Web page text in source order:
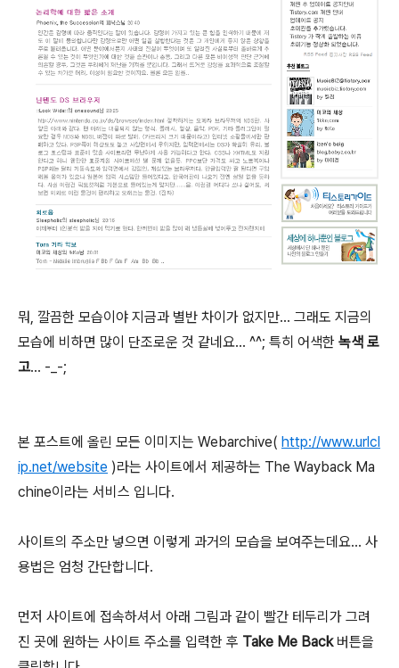
뭐, 깔끔한 모습이야 지금과 별반 차이가 없지만... 그래도 지금의
모습에 비하면 많이 단조로운 것 같네요... ^^; 특히 어색한 녹색 로
고... -_-;
본 포스트에 올린 모든 이미지는 Webarchive( http://www.urlcl
ip.net/website )라는 사이트에서 제공하는 The Wayback Ma
chine이라는 서비스 입니다.
사이트의 주소만 넣으면 이렇게 과거의 모습을 보여주는데요... 사
용법은 엄청 간단합니다.
먼저 사이트에 접속하셔서 아래 그림과 같이 빨간 테두리가 그려
진 곳에 원하는 사이트 주소를 입력한 후 Take Me Back버튼을